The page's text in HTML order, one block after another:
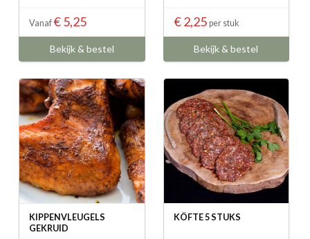
Vanaf€ 5,25
Bekijk & bestel
€ 2,25 per stuk
Bekijk & bestel
KIPPENVLEUGELS
GEKRUID
KÖFTE 5 STUKS